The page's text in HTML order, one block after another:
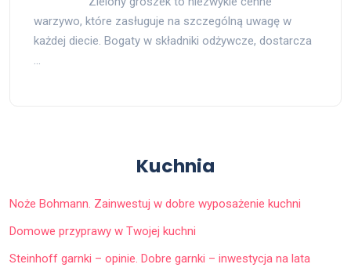
warzywo, które zasługuje na szczególną uwagę w
każdej diecie. Bogaty w składniki odżywcze, dostarcza
…
Kuchnia
Noże Bohmann. Zainwestuj w dobre wyposażenie kuchni
Domowe przyprawy w Twojej kuchni
Steinhoff garnki – opinie. Dobre garnki – inwestycja na lata